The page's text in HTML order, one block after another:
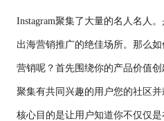
Instagram聚集了大量的名人名人
出海营销推广的绝佳场所。那么如
营销呢？首先围绕你的产品价值
聚集有共同兴趣的用户您的社区并
核心目的是让用户知道你不仅仅